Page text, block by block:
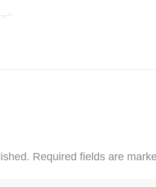
Required fields are